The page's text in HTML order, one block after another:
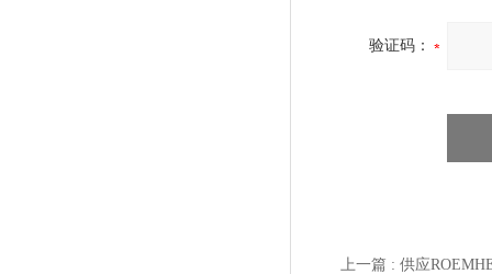
验证码：
上一篇 : 供应